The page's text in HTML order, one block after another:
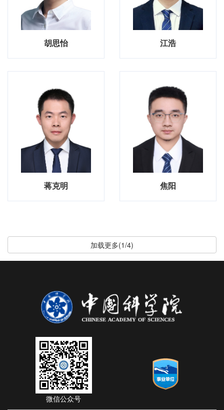
胡思怡 江浩
蒋克明 焦阳
加载更多(1/4)
微信公众号